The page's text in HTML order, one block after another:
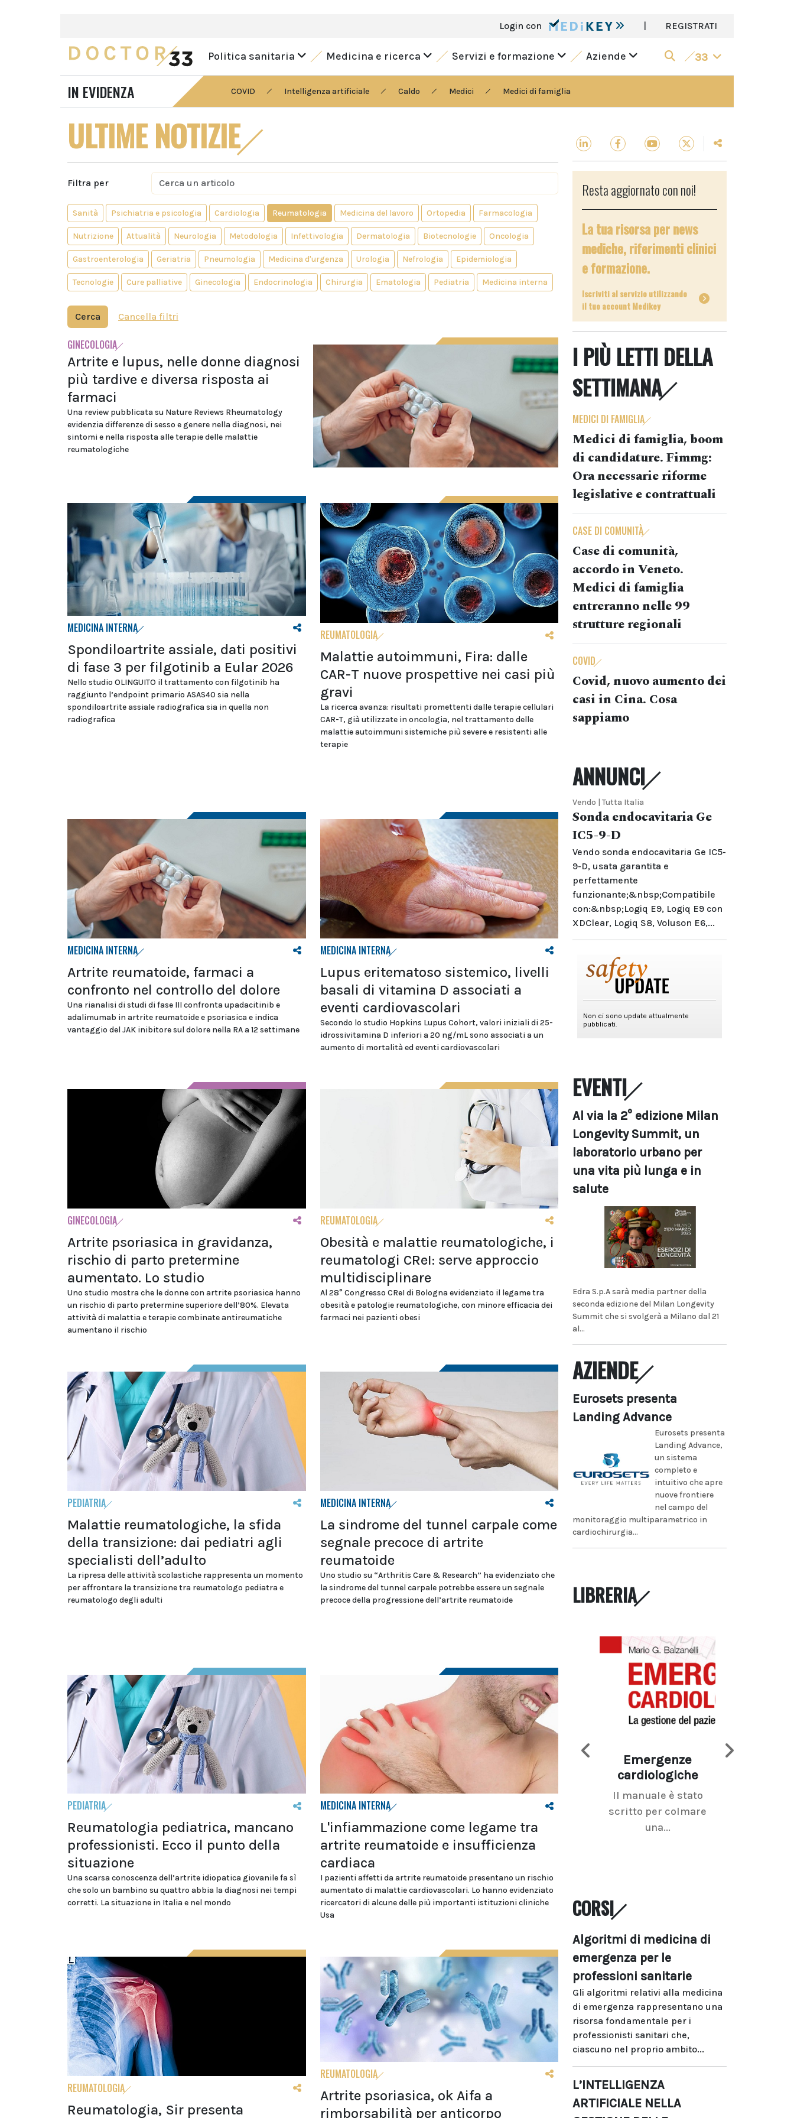
Login con | REGISTRATI
Politica sanitaria Medicina e ricerca Servizi e formazione Aziende 33
IN EVIDENZA COVID Intelligenza artificiale Caldo Medici Medici di famiglia
ULTIME NOTIZIE
Filtra per
Sanità Psichiatria e psicologia Cardiologia Reumatologia Medicina del lavoro Ortopedia Farmacologia
Nutrizione Attualità Neurologia Metodologia Infettivologia Dermatologia Biotecnologie Oncologia
Gastroenterologia Geriatria Pneumologia Medicina d'urgenza Urologia Nefrologia Epidemiologia
Tecnologie Cure palliative Ginecologia Endocrinologia Chirurgia Ematologia Pediatria Medicina interna
Cerca Cancella filtri
GINECOLOGIA
Artrite e lupus, nelle donne diagnosi
più tardive e diversa risposta ai
farmaci
Una review pubblicata su Nature Reviews Rheumatology
evidenzia differenze di sesso e genere nella diagnosi, nei
sintomi e nella risposta alle terapie delle malattie
reumatologiche
MEDICINA INTERNA
Spondiloartrite assiale, dati positivi
di fase 3 per filgotinib a Eular 2026
Nello studio OLINGUITO il trattamento con filgotinib ha
raggiunto l’endpoint primario ASAS40 sia nella
spondiloartrite assiale radiografica sia in quella non
radiografica
REUMATOLOGIA
Malattie autoimmuni, Fira: dalle
CAR-T nuove prospettive nei casi più
gravi
La ricerca avanza: risultati promettenti dalle terapie cellulari
CAR-T, già utilizzate in oncologia, nel trattamento delle
malattie autoimmuni sistemiche più severe e resistenti alle
terapie
MEDICINA INTERNA
Artrite reumatoide, farmaci a
confronto nel controllo del dolore
Una rianalisi di studi di fase III confronta upadacitinib e
adalimumab in artrite reumatoide e psoriasica e indica
vantaggio del JAK inibitore sul dolore nella RA a 12 settimane
MEDICINA INTERNA
Lupus eritematoso sistemico, livelli
basali di vitamina D associati a
eventi cardiovascolari
Secondo lo studio Hopkins Lupus Cohort, valori iniziali di 25-
idrossivitamina D inferiori a 20 ng/mL sono associati a un
aumento di mortalità ed eventi cardiovascolari
GINECOLOGIA
Artrite psoriasica in gravidanza,
rischio di parto pretermine
aumentato. Lo studio
Uno studio mostra che le donne con artrite psoriasica hanno
un rischio di parto pretermine superiore dell’80%. Elevata
attività di malattia e terapie combinate antireumatiche
aumentano il rischio
REUMATOLOGIA
Obesità e malattie reumatologiche, i
reumatologi CReI: serve approccio
multidisciplinare
Al 28° Congresso CReI di Bologna evidenziato il legame tra
obesità e patologie reumatologiche, con minore efficacia dei
farmaci nei pazienti obesi
PEDIATRIA
Malattie reumatologiche, la sfida
della transizione: dai pediatri agli
specialisti dell’adulto
La ripresa delle attività scolastiche rappresenta un momento
per affrontare la transizione tra reumatologo pediatra e
reumatologo degli adulti
MEDICINA INTERNA
La sindrome del tunnel carpale come
segnale precoce di artrite
reumatoide
Uno studio su “Arthritis Care & Research” ha evidenziato che
la sindrome del tunnel carpale potrebbe essere un segnale
precoce della progressione dell’artrite reumatoide
PEDIATRIA
Reumatologia pediatrica, mancano
professionisti. Ecco il punto della
situazione
Una scarsa conoscenza dell’artrite idiopatica giovanile fa sì
che solo un bambino su quattro abbia la diagnosi nei tempi
corretti. La situazione in Italia e nel mondo
MEDICINA INTERNA
L'infiammazione come legame tra
artrite reumatoide e insufficienza
cardiaca
I pazienti affetti da artrite reumatoide presentano un rischio
aumentato di malattie cardiovascolari. Lo hanno evidenziato
ricercatori di alcune delle più importanti istituzioni cliniche
Usa
REUMATOLOGIA
Reumatologia, Sir presenta
REUMATOLOGIA
Artrite psoriasica, ok Aifa a
rimborsabilità per anticorpo
Resta aggiornato con noi!
La tua risorsa per news
mediche, riferimenti clinici
e formazione.
Iscriviti al servizio utilizzando
il tuo account Medikey
I PIÙ LETTI DELLA
SETTIMANA
MEDICI DI FAMIGLIA
Medici di famiglia, boom
di candidature. Fimmg:
Ora necessarie riforme
legislative e contrattuali
CASE DI COMUNITÀ
Case di comunità,
accordo in Veneto.
Medici di famiglia
entreranno nelle 99
strutture regionali
COVID
Covid, nuovo aumento dei
casi in Cina. Cosa
sappiamo
ANNUNCI
Vendo | Tutta Italia
Sonda endocavitaria Ge
IC5-9-D
Vendo sonda endocavitaria Ge IC5-
9-D, usata garantita e
perfettamente
funzionante;&nbsp;Compatibile
con:&nbsp;Logiq E9, Logiq E9 con
XDClear, Logiq S8, Voluson E6,...
EVENTI
Al via la 2° edizione Milan
Longevity Summit, un
laboratorio urbano per
una vita più lunga e in
salute
Edra S.p.A sarà media partner della
seconda edizione del Milan Longevity
Summit che si svolgerà a Milano dal 21
al...
AZIENDE
Eurosets presenta
Landing Advance
Eurosets presenta
Landing Advance,
un sistema
completo e
intuitivo che apre
nuove frontiere
nel campo del
monitoraggio multiparametrico in
cardiochirurgia...
LIBRERIA
Emergenze
cardiologiche
Il manuale è stato
scritto per colmare
una...
CORSI
Algoritmi di medicina di
emergenza per le
professioni sanitarie
Gli algoritmi relativi alla medicina
di emergenza rappresentano una
risorsa fondamentale per i
professionisti sanitari che,
ciascuno nel proprio ambito...
L’INTELLIGENZA
ARTIFICIALE NELLA